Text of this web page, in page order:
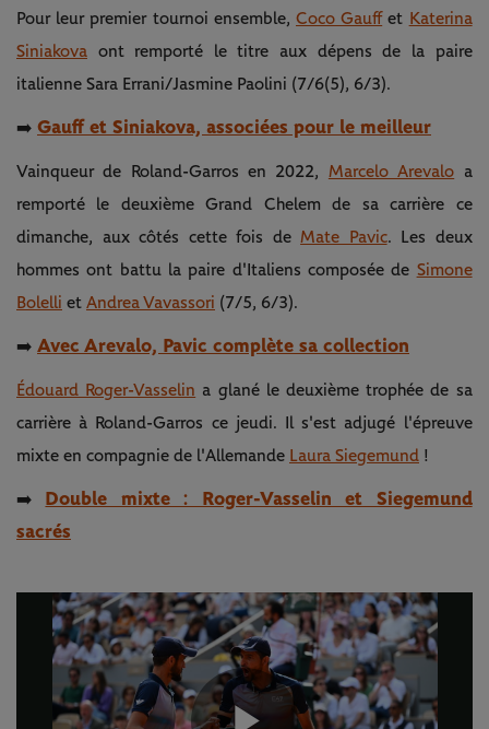
Pour leur premier tournoi ensemble, Coco Gauffet Katerina
Siniakova ont remporté le titre aux dépens de la paire
italienne Sara Errani/Jasmine Paolini (7/6(5), 6/3).
➡️ Gauff et Siniakova, associées pour le meilleur
Vainqueur de Roland-Garros en 2022, Marcelo Arevalo a
remporté le deuxième Grand Chelem de sa carrière ce
dimanche, aux côtés cette fois deMate Pavic. Les deux
hommes ont battu la paire d'Italiens composée de Simone
Bolelli et Andrea Vavassori (7/5, 6/3).
➡️ Avec Arevalo, Pavic complète sa collection
Édouard Roger-Vasselin a glané le deuxième trophée de sa
carrière à Roland-Garros ce jeudi. Il s'est adjugé l'épreuve
mixte en compagnie de l'Allemande Laura Siegemund !
➡️
Double mixte : Roger-Vasselin et Siegemund
sacrés